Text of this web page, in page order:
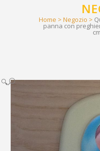
Home > Negozio >
panna con
🔍